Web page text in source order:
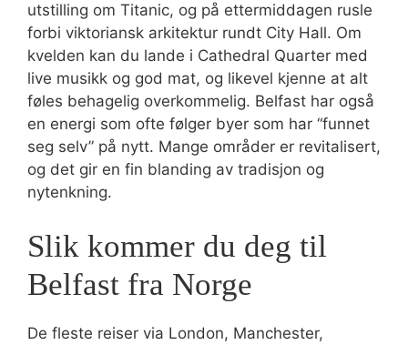
utstilling om Titanic, og på ettermiddagen rusle
forbi viktoriansk arkitektur rundt City Hall. Om
kvelden kan du lande i Cathedral Quarter med
live musikk og god mat, og likevel kjenne at alt
føles behagelig overkommelig. Belfast har også
en energi som ofte følger byer som har “funnet
seg selv” på nytt. Mange områder er revitalisert,
og det gir en fin blanding av tradisjon og
nytenkning.
Slik kommer du deg til
Belfast fra Norge
De fleste reiser via London, Manchester,